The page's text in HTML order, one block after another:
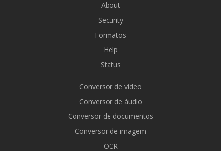
About
Security
Formatos
Help
Status
Conversor de vídeo
Conversor de áudio
Conversor de documentos
Conversor de imagem
OCR